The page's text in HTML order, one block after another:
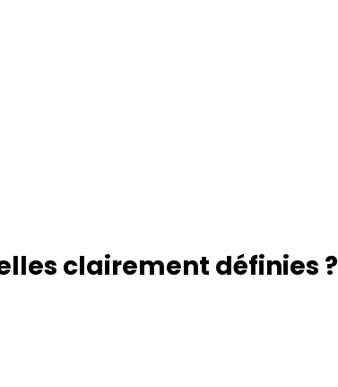
clairement définies ?